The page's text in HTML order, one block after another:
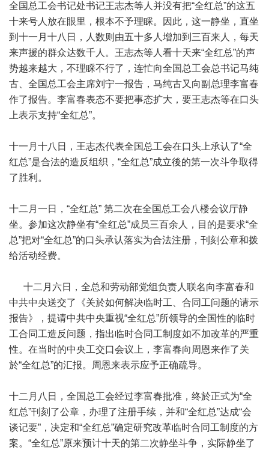
全国总工会书记处书记王志杰等人并没有把“全红总”的这五
十来号人放在眼里，根本不予理睬。因此，这一静坐，直坐
到十一月十八日，人数则由五十多人增加到三百来人，每天
来声援的群众达数千人。王志杰等人看十天来“全红总”的声
势越来越大，不理睬不行了，连忙向全国总工会总书记马纯
古、全国总工会主席刘宁一报告，马纯古又向副总理李富春
作了报告。李富春表态不要把事态扩大，要王志杰等在口头
上表示支持“全红总”。
十一月十八日，王志杰代表全国总工会在口头上承认了“全
红总”是合法的造反组织，“全红总”成立後的第一次斗争取得
了胜利。
十二月一日，“全红总” 第二次在全国总工会八楼会议厅静
坐。参加这次静坐有“全红总”成员三百余人，目的是要求“全
总”把对“全红总”的口头承认落实为合法注册，刊刻公章和拨
给活动经费。
十二月六日，全总和劳动部党组负责人联名向李富春和
中共中央送交了《关於如何解决临时工、合同工问题的请示
报告》，提请中共中央重视“全红总”所领导的全国性的临时
工合同工造反问题，指出临时合同工制度如不加改革的严重
性。在当时的中央工交口会议上，李富春向周恩来作了关
於“全红总”的汇报。周恩来表示应予正确疏导。
十二月八日，全国总工会经过李富春批准，终於正式为“全
红总”刊刻了公章，办理了注册手续，并和“全红总”达成“会
谈记要”，决定和“全红总”确定研究改革临时合同工制度的方
案。“全红总”原来预计十天的第二次静坐斗争，实际静坐了